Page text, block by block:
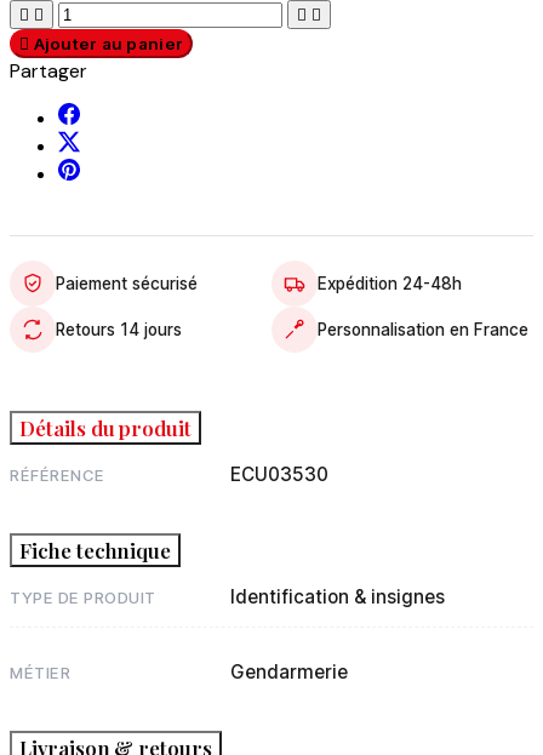
   
 Ajouter au panier
Partager
Paiement sécurisé Expédition 24-48h
Retours 14 jours Personnalisation en France
Détails du produit
RÉFÉRENCE ECU03530
Fiche technique
TYPE DE PRODUIT Identification & insignes
MÉTIER Gendarmerie
Livraison & retours